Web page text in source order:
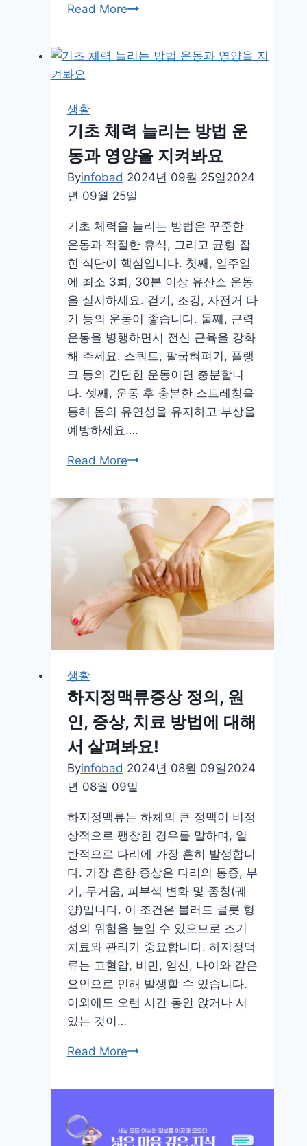
Read More사
효
을
위
해
서
대
로
생활
기초 체력 늘리는 방법 운
동과 영양을 지켜봐요
Byinfobad 2024년 09월 25일2024
년 09월 25일
기초 체력을 늘리는 방법은 꾸준한
운동과 적절한 휴식, 그리고 균형 잡
힌 식단이 핵심입니다. 첫째, 일주일
에 최소 3회, 30분 이상 유산소 운동
을 실시하세요. 걷기, 조깅, 자전거 타
기 등의 운동이 좋습니다. 둘째, 근력
운동을 병행하면서 전신 근육을 강화
해 주세요. 스쿼트, 팔굽혀펴기, 플랭
크 등의 간단한 운동이면 충분합니
다. 셋째, 운동 후 충분한 스트레칭을
통해 몸의 유연성을 유지하고 부상을
예방하세요….
Read More기
체
력
늘
리
는
방
법
운
동
양
을
지
켜
봐
요
생활
하지정맥류증상 정의, 원
인, 증상, 치료 방법에 대해
서 살펴봐요!
Byinfobad 2024년 08월 09일2024
년 08월 09일
하지정맥류는 하체의 큰 정맥이 비정
상적으로 팽창한 경우를 말하며, 일
반적으로 다리에 가장 흔히 발생합니
다. 가장 흔한 증상은 다리의 통증, 부
기, 무거움, 피부색 변화 및 종창(궤
양)입니다. 이 조건은 블러드 클롯 형
성의 위험을 높일 수 있으므로 조기
치료와 관리가 중요합니다. 하지정맥
류는 고혈압, 비만, 임신, 나이와 같은
요인으로 인해 발생할 수 있습니다.
이외에도 오랜 시간 동안 앉거나 서
있는 것이…
Read More하
정
증